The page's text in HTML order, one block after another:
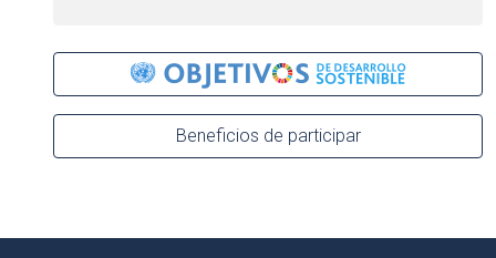
Beneficios de participar